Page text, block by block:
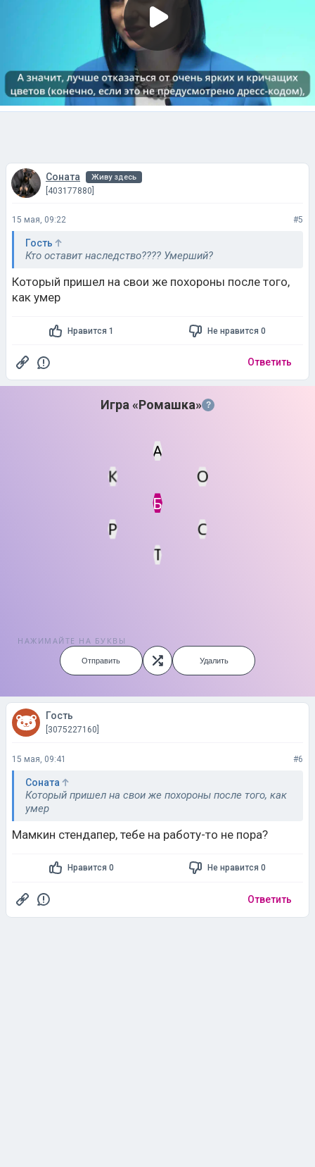
Соната Живу здесь
[403177880]
15 мая, 09:22 #5
Гость
Кто оставит наследство???? Умерший?
Который пришел на свои же похороны после того,
как умер
Нравится 1 Не нравится 0
Ответить
Игра «Ромашка» ?
Мин. кол-во очков
Б
А
К
О
Р
С
Т
НАЖИМАЙТЕ НА БУКВЫ
Отправить Удалить
Гость
[3075227160]
15 мая, 09:41 #6
Соната
Который пришел на свои же похороны после того, как
умер
Мамкин стендапер, тебе на работу-то не пора?
Нравится 0 Не нравится 0
Ответить